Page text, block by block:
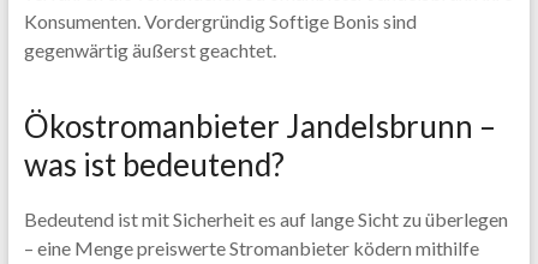
Konsumenten. Vordergründig Softige Bonis sind
gegenwärtig äußerst geachtet.
Ökostromanbieter Jandelsbrunn –
was ist bedeutend?
Bedeutend ist mit Sicherheit es auf lange Sicht zu überlegen
– eine Menge preiswerte Stromanbieter ködern mithilfe